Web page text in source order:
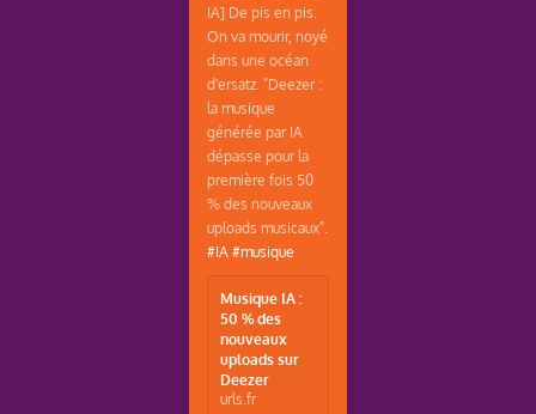
IA] De pis en pis.
On va mourir, noyé
dans une océan
d'ersatz. "Deezer :
la musique
générée par IA
dépasse pour la
première fois 50
% des nouveaux
uploads musicaux".
#IA#musique
Musique IA :
50 % des
nouveaux
uploads sur
Deezer
urls.fr